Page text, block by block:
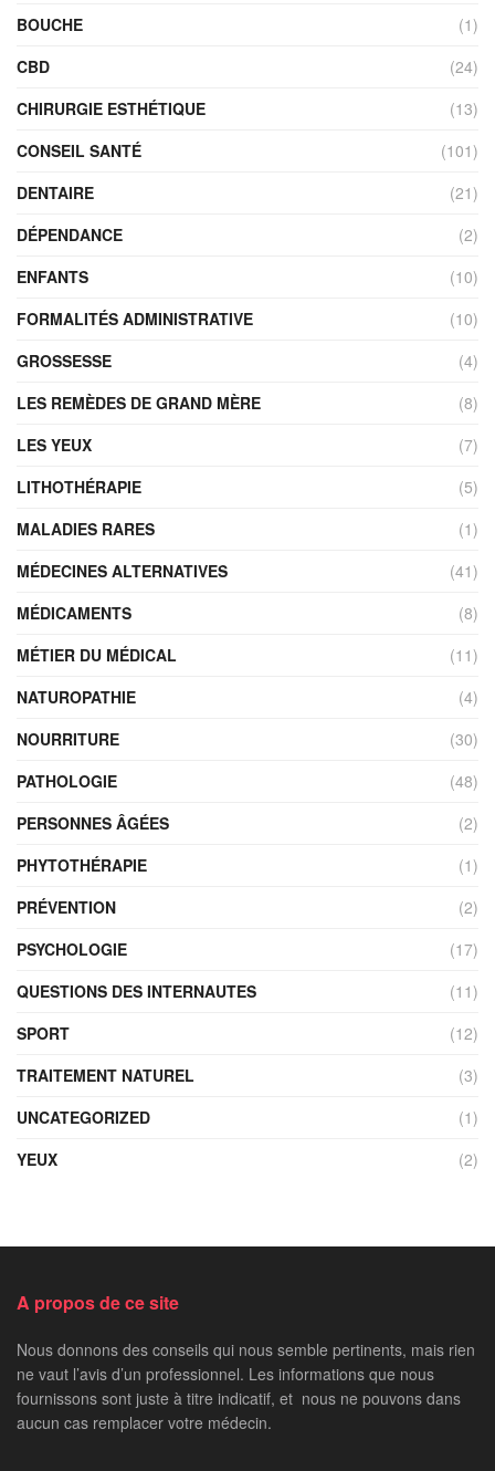
BOUCHE
(1)
CBD
(24)
CHIRURGIE ESTHÉTIQUE
(13)
CONSEIL SANTÉ
(101)
DENTAIRE
(21)
DÉPENDANCE
(2)
ENFANTS
(10)
FORMALITÉS ADMINISTRATIVE
(10)
GROSSESSE
(4)
LES REMÈDES DE GRAND MÈRE
(8)
LES YEUX
(7)
LITHOTHÉRAPIE
(5)
MALADIES RARES
(1)
MÉDECINES ALTERNATIVES
(41)
MÉDICAMENTS
(8)
MÉTIER DU MÉDICAL
(11)
NATUROPATHIE
(4)
NOURRITURE
(30)
PATHOLOGIE
(48)
PERSONNES ÂGÉES
(2)
PHYTOTHÉRAPIE
(1)
PRÉVENTION
(2)
PSYCHOLOGIE
(17)
QUESTIONS DES INTERNAUTES
(11)
SPORT
(12)
TRAITEMENT NATUREL
(3)
UNCATEGORIZED
(1)
YEUX
(2)
A propos de ce site
Nous donnons des conseils qui nous semble pertinents, mais rien
ne vaut l’avis d’un professionnel. Les informations que nous
fournissons sont juste à titre indicatif, et nous ne pouvons dans
aucun cas remplacer votre médecin.